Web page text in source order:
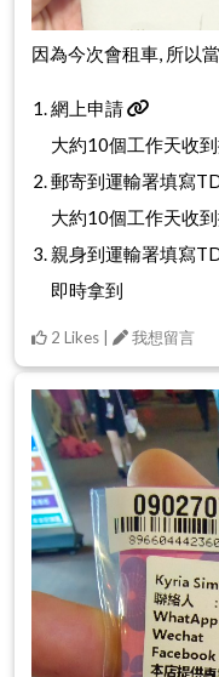
因為今次會租車, 所以
網上申請
大約10個工作天收
郵寄到運輸署填寫
大約10個工作天收
親身到運輸署填寫
即時拿到
2 Likes | 我想留言